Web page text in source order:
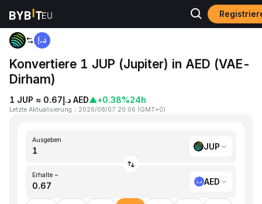
Home JUP to AED
Konvertiere 1 JUP (Jupiter) in AED (VAE-
Dirham)
1 JUP ≈ د.إ0.67 AED▲+0.38%24h
Letzte Aktualisierung ： 2026/08/07 20:06 (GMT+0)
Ausgeben
JUP
Erhalte ~
AED